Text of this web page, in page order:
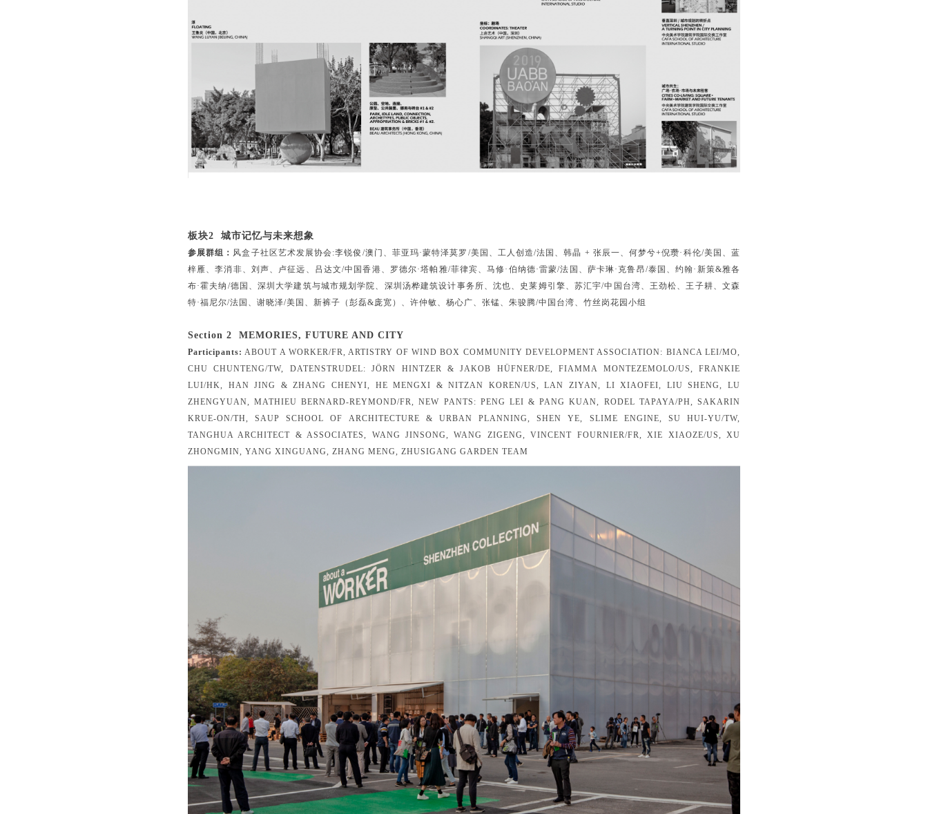
板块2 城市记忆与未来想象
参展群组： 风盒子社区艺术发展协会:李锐俊/澳门、菲亚玛·蒙特泽莫罗/美国、工人创造/法国、韩晶 + 张辰一、何梦兮+倪瓒·科伦/美国、蓝
梓雁、李消非、刘声、卢征远、吕达文/中国香港、罗德尔·塔帕雅/菲律宾、马修·伯纳德·雷蒙/法国、萨卡琳·克鲁昂/泰国、约翰·新策&雅各
布·霍夫纳/德国、深圳大学建筑与城市规划学院、深圳汤桦建筑设计事务所、沈也、史莱姆引擎、苏汇宇/中国台湾、王劲松、王子耕、文森
特·福尼尔/法国、谢晓泽/美国、新裤子（彭磊&庞宽）、许仲敏、杨心广、张锰、朱骏腾/中国台湾、竹丝岗花园小组
Section 2 MEMORIES, FUTURE AND CITY
Participants: ABOUT A WORKER/FR, ARTISTRY OF WIND BOX COMMUNITY DEVELOPMENT ASSOCIATION: BIANCA LEI/MO,
CHU CHUNTENG/TW, DATENSTRUDEL: JÖRN HINTZER & JAKOB HÜFNER/DE, FIAMMA MONTEZEMOLO/US, FRANKIE
LUI/HK, HAN JING & ZHANG CHENYI, HE MENGXI & NITZAN KOREN/US, LAN ZIYAN, LI XIAOFEI, LIU SHENG, LU
ZHENGYUAN, MATHIEU BERNARD-REYMOND/FR, NEW PANTS: PENG LEI & PANG KUAN, RODEL TAPAYA/PH, SAKARIN
KRUE-ON/TH, SAUP SCHOOL OF ARCHITECTURE & URBAN PLANNING, SHEN YE, SLIME ENGINE, SU HUI-YU/TW,
TANGHUA ARCHITECT & ASSOCIATES, WANG JINSONG, WANG ZIGENG, VINCENT FOURNIER/FR, XIE XIAOZE/US, XU
ZHONGMIN, YANG XINGUANG, ZHANG MENG, ZHUSIGANG GARDEN TEAM